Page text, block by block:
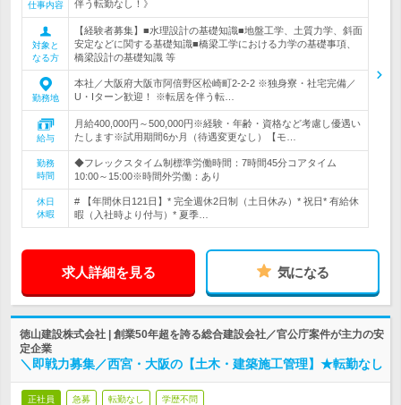
仕事内容
伴う転勤なし！》
対象と
なる方
【経験者募集】■水理設計の基礎知識■地盤工学、土質力学、斜面
安定などに関する基礎知識■橋梁工学における力学の基礎事項、
橋梁設計の基礎知識 等
勤務地
本社／大阪府大阪市阿倍野区松崎町2-2-2 ※独身寮・社宅完備／
U・Iターン歓迎！ ※転居を伴う転…
給与
月給400,000円～500,000円※経験・年齢・資格など考慮し優遇い
たします※試用期間6か月（待遇変更なし）【モ…
勤務
時間
◆フレックスタイム制標準労働時間：7時間45分コアタイム
10:00～15:00※時間外労働：あり
休日
休暇
# 【年間休日121日】* 完全週休2日制（土日休み）* 祝日* 有給休
暇（入社時より付与）* 夏季…
求人詳細を見る 気になる
徳山建設株式会社 | 創業50年超を誇る総合建設会社／官公庁案件が主力の安
定企業
＼即戦力募集／西宮・大阪の【土木・建築施工管理】★転勤なし
正社員 急募 転勤なし 学歴不問